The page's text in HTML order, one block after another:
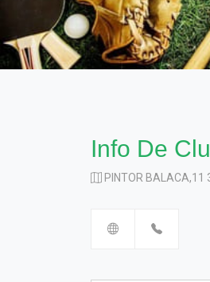
Info De
PINTOR BALACA,11